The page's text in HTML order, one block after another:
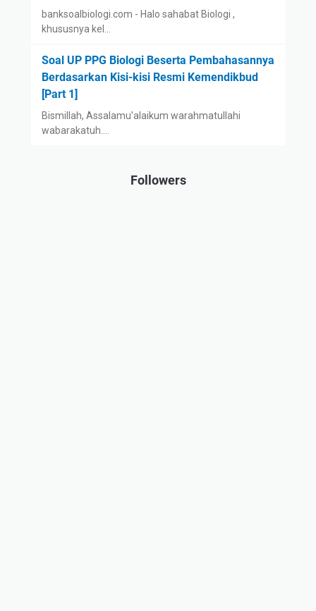
banksoalbiologi.com - Halo sahabat Biologi ,
khususnya kel…
Soal UP PPG Biologi Beserta Pembahasannya
Berdasarkan Kisi-kisi Resmi Kemendikbud
[Part 1]
Bismillah, Assalamu'alaikum warahmatullahi
wabarakatuh.…
Followers